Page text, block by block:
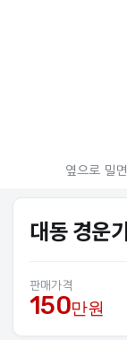
옆으로 밀
대동 경운
판매가격
150만원